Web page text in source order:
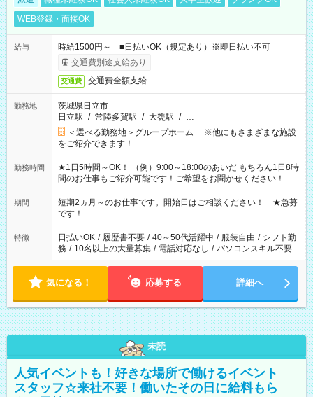
WEB登録・面接OK
給与
時給1500円～ ■日払いOK（規定あり）※即日払い不可
交通費別途支給あり
交通費 交通費全額支給
勤務地
茨城県日立市
日立駅 / 常陸多賀駅 / 大甕駅 / …
＜選べる勤務地＞グループホーム ※他にもさまざまな施設
をご紹介できます！
勤務時間
★1日5時間～OK！ （例）9:00～18:00のあいだ もちろん1日8時
間のお仕事もご紹介可能です！ご希望をお聞かせください！★
家庭の都合でお休みが必要な場合も遠慮なくご相談ください。
※週最低15時間以上の勤務が必要です
期間
短期2ヵ月～のお仕事です。開始日はご相談ください！ ★急募
です！
特徴 日払いOK / 履歴書不要 / 40～50代活躍中 / 服装自由 / シフト勤
務 / 10名以上の大量募集 / 電話対応なし / パソコンスキル不要
気になる！ 応募する 詳細へ
未読
人気イベントも！好きな場所で働けるイベント
スタッフ☆来社不要！働いたその日に給料もら